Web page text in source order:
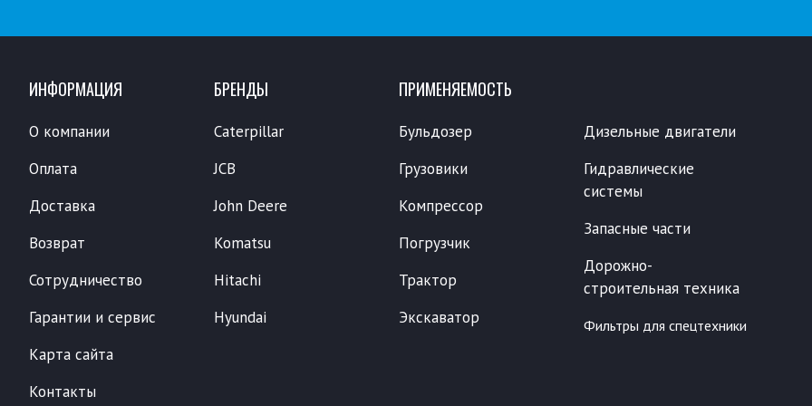
ИНФОРМАЦИЯ
О компании
Оплата
Доставка
Возврат
Сотрудничество
Гарантии и сервис
Карта сайта
Контакты
БРЕНДЫ
Caterpillar
JCB
John Deere
Komatsu
Hitachi
Hyundai
ПРИМЕНЯЕМОСТЬ
Бульдозер
Грузовики
Компрессор
Погрузчик
Трактор
Экскаватор
Дизельные двигатели
Гидравлические
системы
Запасные части
Дорожно-
строительная техника
Фильтры для спецтехники